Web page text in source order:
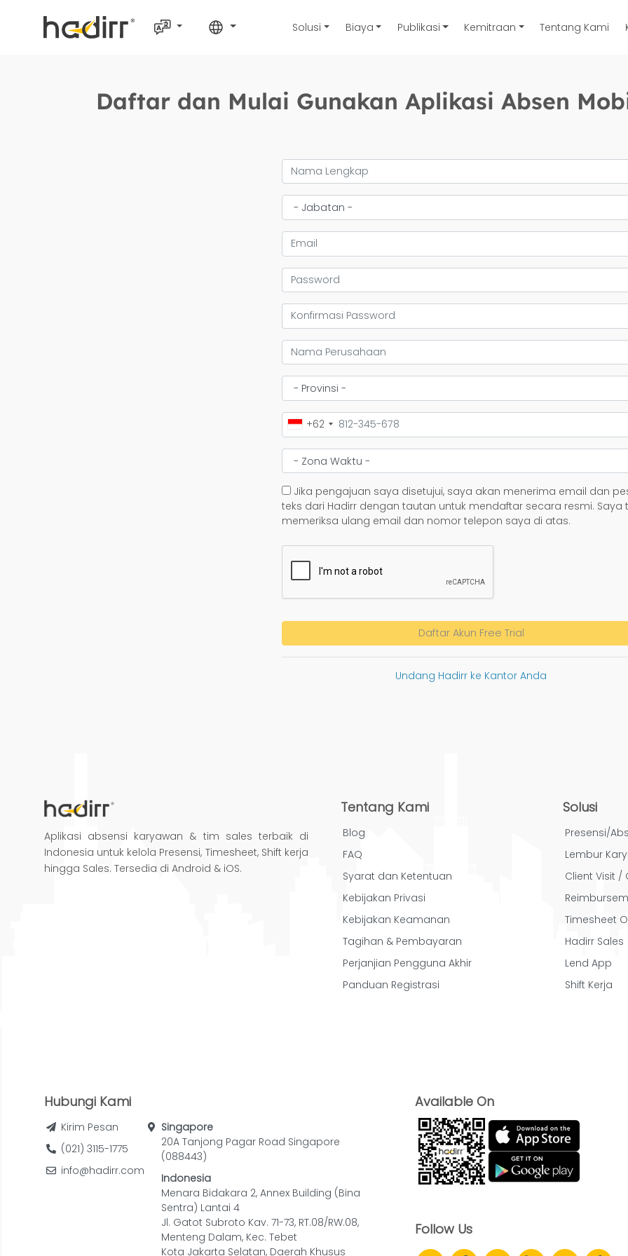
Solusi Biaya Publikasi Kemitraan Tentang Kami
Daftar dan Mulai Gunakan Aplikasi Absen
+62
Jika pengajuan saya disetujui, saya akan menerima email dan
teks dari Hadirr dengan tautan untuk mendaftar secara resmi. Saya
memeriksa ulang email dan nomor telepon saya di atas.
Daftar Akun Free Trial
Undang Hadirr ke Kantor Anda
Aplikasi absensi karyawan & tim sales terbaik di
Indonesia untuk kelola Presensi, Timesheet, Shift kerja
hingga Sales. Tersedia di Android & iOS.
Tentang Kami
Blog
FAQ
Syarat dan Ketentuan
Kebijakan Privasi
Kebijakan Keamanan
Tagihan & Pembayaran
Perjanjian Pengguna Akhir
Panduan Registrasi
Solusi
Presensi/
Lembur
Client Visit /
Timesheet
Hadirr Sales
Lend App
Shift Kerja
Hubungi Kami
Kirim Pesan
(021) 3115-1775
info@hadirr.com
Singapore
20A Tanjong Pagar Road Singapore
(088443)
Indonesia
Menara Bidakara 2, Annex Building (Bina
Sentra) Lantai 4
Jl. Gatot Subroto Kav. 71-73, RT.08/RW.08,
Menteng Dalam, Kec. Tebet
Kota Jakarta Selatan, Daerah Khusus
Available On
Follow Us